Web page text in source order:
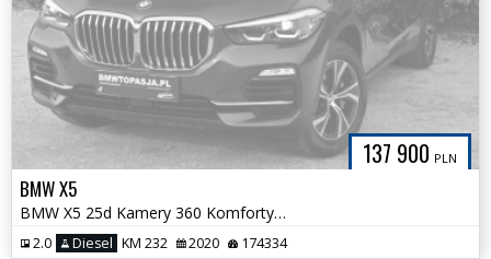
137 900 PLN
BMW X5
BMW X5 25d Kamery 360 Komforty z pamięcią H/Kardon 100% Bezwypadkowa
2.0 Diesel KM 232 2020 174334